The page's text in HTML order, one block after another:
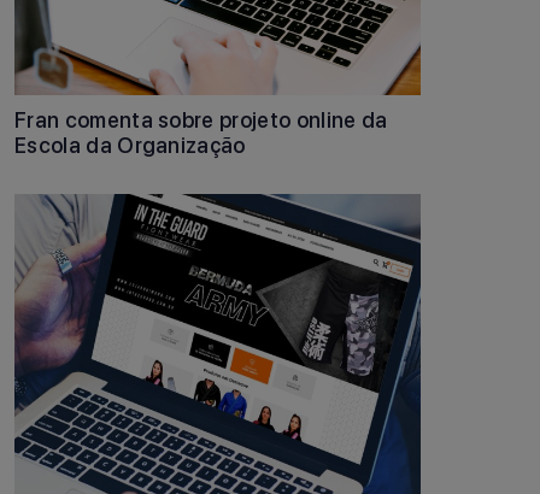
Fran comenta sobre projeto online da
Escola da Organização